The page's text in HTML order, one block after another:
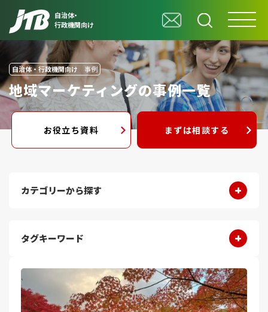
自治体・
行政機関向け
自治体・行政機関向け 事例
地域マーケティングの事例一覧
お役立ち資料 まずは相談する
カテゴリーから探す
タグキーワード